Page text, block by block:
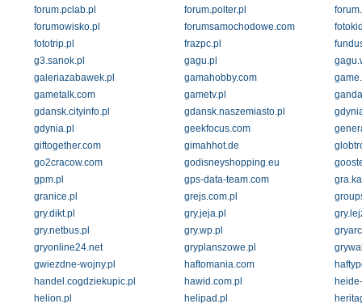
forum.pclab.pl
forum.polter.pl
forumowisko.pl
forumsamochodowe.com
fototrip.pl
frazpc.pl
g3.sanok.pl
gagu.pl
galeriazabawek.pl
gamahobby.com
gametalk.com
gametv.pl
gdansk.cityinfo.pl
gdansk.naszemiasto.pl
gdynia.pl
geekfocus.com
giftogether.com
gimahhot.de
go2cracow.com
godisneyshopping.eu
gpm.pl
gps-data-team.com
granice.pl
grejs.com.pl
gry.dikt.pl
gry.jeja.pl
gry.netbus.pl
gry.wp.pl
gryonline24.net
gryplanszowe.pl
gwiezdne-wojny.pl
haftomania.com
handel.cogdziekupic.pl
hawid.com.pl
helion.pl
helipad.pl